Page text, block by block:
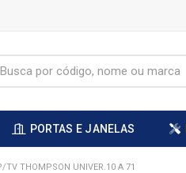
PORTAS E JANELAS
TV THOMPSON UNIVER.10 A 71